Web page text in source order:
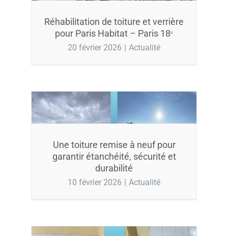
Réhabilitation de toiture et verrière
pour Paris Habitat – Paris 18ᵉ
20 février 2026 | Actualité
Une toiture remise à neuf pour
garantir étanchéité, sécurité et
durabilité
10 février 2026 | Actualité